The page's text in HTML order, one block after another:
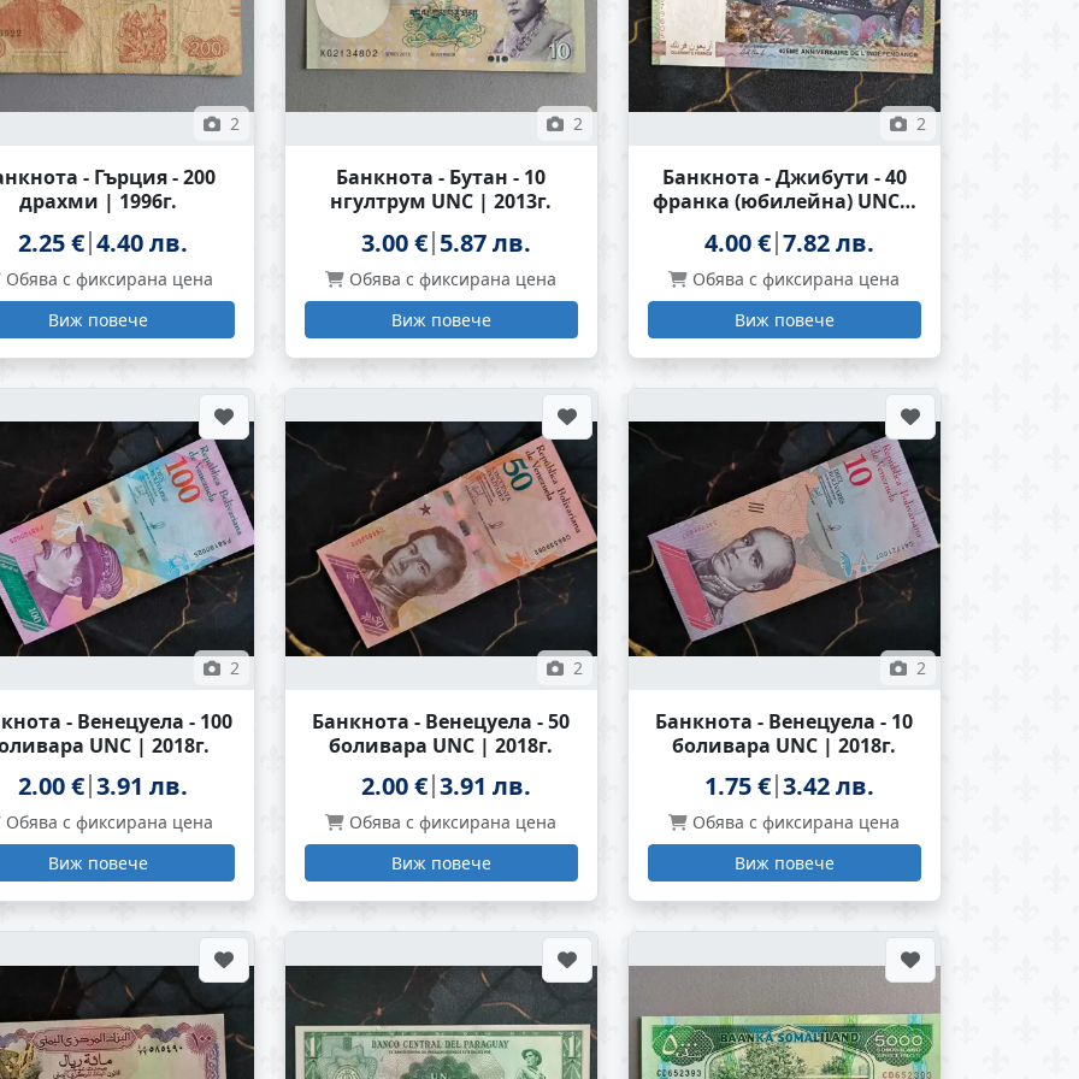
2
- Гърция - 200
драхми | 1996г.
2.25 € 4.40 лв.
Обява с фиксирана цена
Виж повече
2
Банкнота - Бутан - 10
нгултрум UNC | 2013г.
3.00 € 5.87 лв.
Обява с фиксирана цена
Виж повече
2
Банкнота - Джибути - 40
франка (юбилейна) UNC |
2017г.
4.00 € 7.82 лв.
Обява с фиксирана цена
Виж повече
2
- Венецуела - 100
UNC | 2018г.
2.00 € 3.91 лв.
Обява с фиксирана цена
Виж повече
2
Банкнота - Венецуела - 50
боливара UNC | 2018г.
2.00 € 3.91 лв.
Обява с фиксирана цена
Виж повече
2
Банкнота - Венецуела - 10
боливара UNC | 2018г.
1.75 € 3.42 лв.
Обява с фиксирана цена
Виж повече